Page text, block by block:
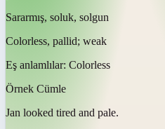
Sararmış, soluk, solgun
Colorless, pallid; weak
Eş anlamlılar: Colorless
Örnek Cümle
Jan looked tired and pale.